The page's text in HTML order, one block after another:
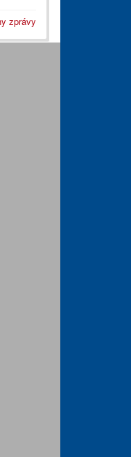
zprávy